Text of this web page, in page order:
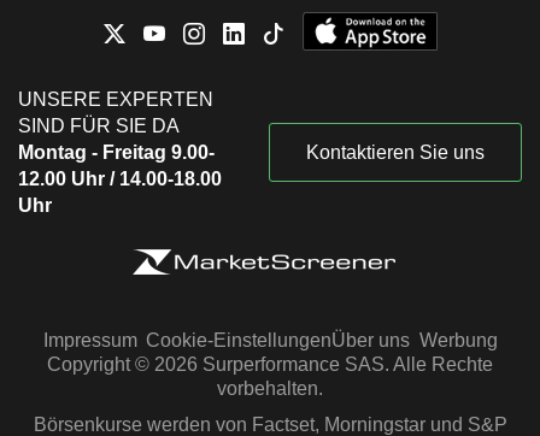
UNSERE EXPERTEN
SIND FÜR SIE DA
Montag - Freitag 9.00-
12.00 Uhr / 14.00-18.00
Uhr
Kontaktieren Sie uns
Impressum Cookie-EinstellungenÜber uns Werbung
Copyright © 2026 Surperformance SAS. Alle Rechte
vorbehalten.
Börsenkurse werden von Factset, Morningstar und S&P